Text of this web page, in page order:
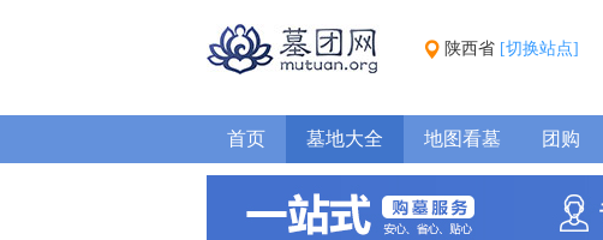
陕西省 [切换站点]
首页 墓地大全 地图看墓 团购